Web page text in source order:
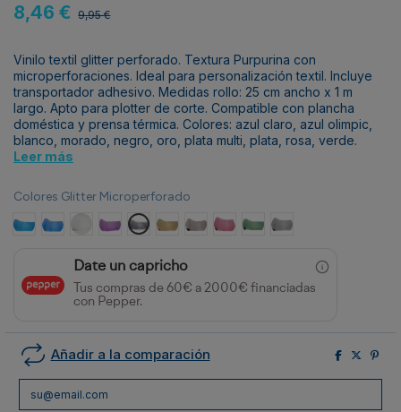
8,46 € 9,95 €
Vinilo textil glitter perforado. Textura Purpurina con
microperforaciones. Ideal para personalización textil. Incluye
transportador adhesivo. Medidas rollo: 25 cm ancho x 1 m
largo. Apto para plotter de corte. Compatible con plancha
doméstica y prensa térmica. Colores: azul claro, azul olimpic,
blanco, morado, negro, oro, plata multi, plata, rosa, verde.
Leer más
Colores Glitter Microperforado
Azul ClaroAzul Olimpic
BlancoMoradoNegroOro Plata multi
RosaVerdePlata
Date un capricho
Tus compras de 60€ a 2000€ financiadas
con Pepper.
Añadir a la comparación